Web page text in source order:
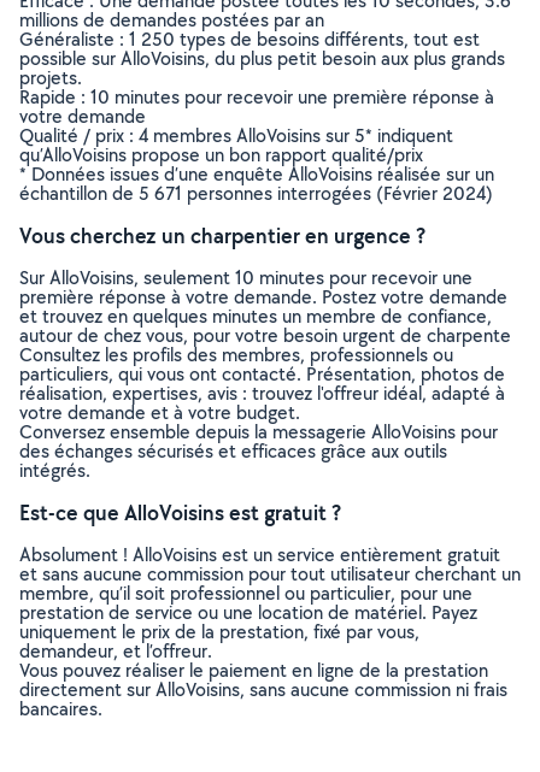
millions de demandes postées par an
Généraliste : 1 250 types de besoins différents, tout est
possible sur AlloVoisins, du plus petit besoin aux plus grands
projets.
Rapide : 10 minutes pour recevoir une première réponse à
votre demande
Qualité / prix : 4 membres AlloVoisins sur 5* indiquent
qu’AlloVoisins propose un bon rapport qualité/prix
* Données issues d’une enquête AlloVoisins réalisée sur un
échantillon de 5 671 personnes interrogées (Février 2024)
Vous cherchez un charpentier en urgence ?
Sur AlloVoisins, seulement 10 minutes pour recevoir une
première réponse à votre demande. Postez votre demande
et trouvez en quelques minutes un membre de confiance,
autour de chez vous, pour votre besoin urgent de charpente
Consultez les profils des membres, professionnels ou
particuliers, qui vous ont contacté. Présentation, photos de
réalisation, expertises, avis : trouvez l'offreur idéal, adapté à
votre demande et à votre budget.
Conversez ensemble depuis la messagerie AlloVoisins pour
des échanges sécurisés et efficaces grâce aux outils
intégrés.
Est-ce que AlloVoisins est gratuit ?
Absolument ! AlloVoisins est un service entièrement gratuit
et sans aucune commission pour tout utilisateur cherchant un
membre, qu’il soit professionnel ou particulier, pour une
prestation de service ou une location de matériel. Payez
uniquement le prix de la prestation, fixé par vous,
demandeur, et l’offreur.
Vous pouvez réaliser le paiement en ligne de la prestation
directement sur AlloVoisins, sans aucune commission ni frais
bancaires.